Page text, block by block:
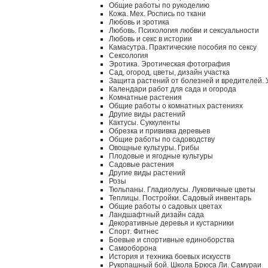
Общие работы по рукоделию
Кожа. Мех. Роспись по ткани
Любовь и эротика
Любовь. Психология любви и сексуальности
Любовь и секс в истории
Камасутра. Практические пособия по сексу
Сексология
Эротика. Эротическая фотография
Сад, огород, цветы, дизайн участка
Защита растений от болезней и вредителей.
Календари работ для сада и огорода
Комнатные растения
Общие работы о комнатных растениях
Другие виды растений
Кактусы. Суккуленты
Обрезка и прививка деревьев
Общие работы по садоводству
Овощные культуры. Грибы
Плодовые и ягодные культуры
Садовые растения
Другие виды растений
Розы
Тюльпаны. Гладиолусы. Луковичные цветы
Теплицы. Постройки. Садовый инвентарь
Общие работы о садовых цветах
Ландшафтный дизайн сада
Декоративные деревья и кустарники
Спорт. Фитнес
Боевые и спортивные единоборства
Самооборона
История и техника боевых искусств
Рукопашный бой. Школа Брюса Ли. Самураи